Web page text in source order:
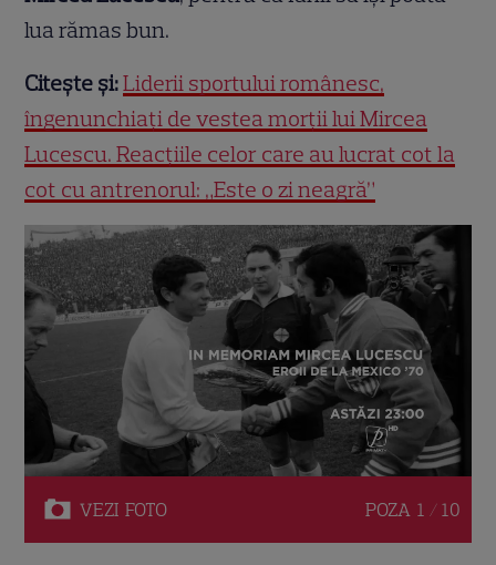
lua rămas bun.
Citește și:Liderii sportului românesc,
îngenunchiați de vestea morții lui Mircea
Lucescu. Reacțiile celor care au lucrat cot la
cot cu antrenorul: „Este o zi neagră”
VEZI FOTO POZA 1 / 10